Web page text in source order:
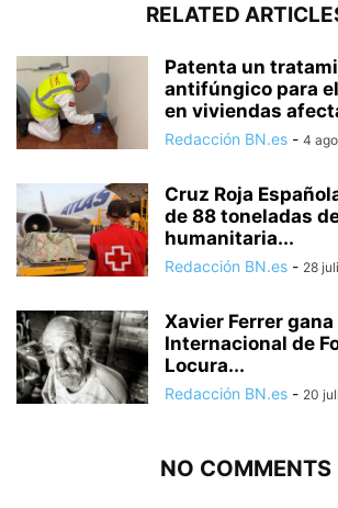
RELATED
Patenta un
antifúngico para
en viviendas
Redacción BN.es - 4
Cruz Roja
de 88 toneladas
humanitaria...
Redacción BN.es - 28
Xavier Ferrer
Internacional de
Locura...
Redacción BN.es - 20
NO COMMENTS